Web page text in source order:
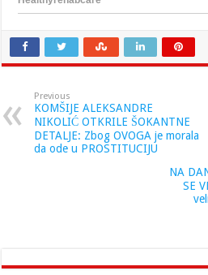
Previous
KOMŠIJE ALEKSANDRE
NIKOLIĆ OTKRILE ŠOKANTNE
DETALJE: Zbog OVOGA je morala
da ode u PROSTITUCIJU
NA
SE